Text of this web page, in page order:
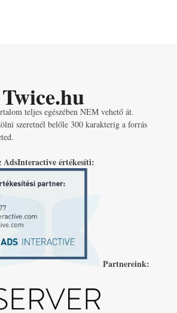
Twice.hu
teljes egészében NEM vehető át.
szeretnél belőle 300 karakterig a forrás
értékesíti:
Partnereink: